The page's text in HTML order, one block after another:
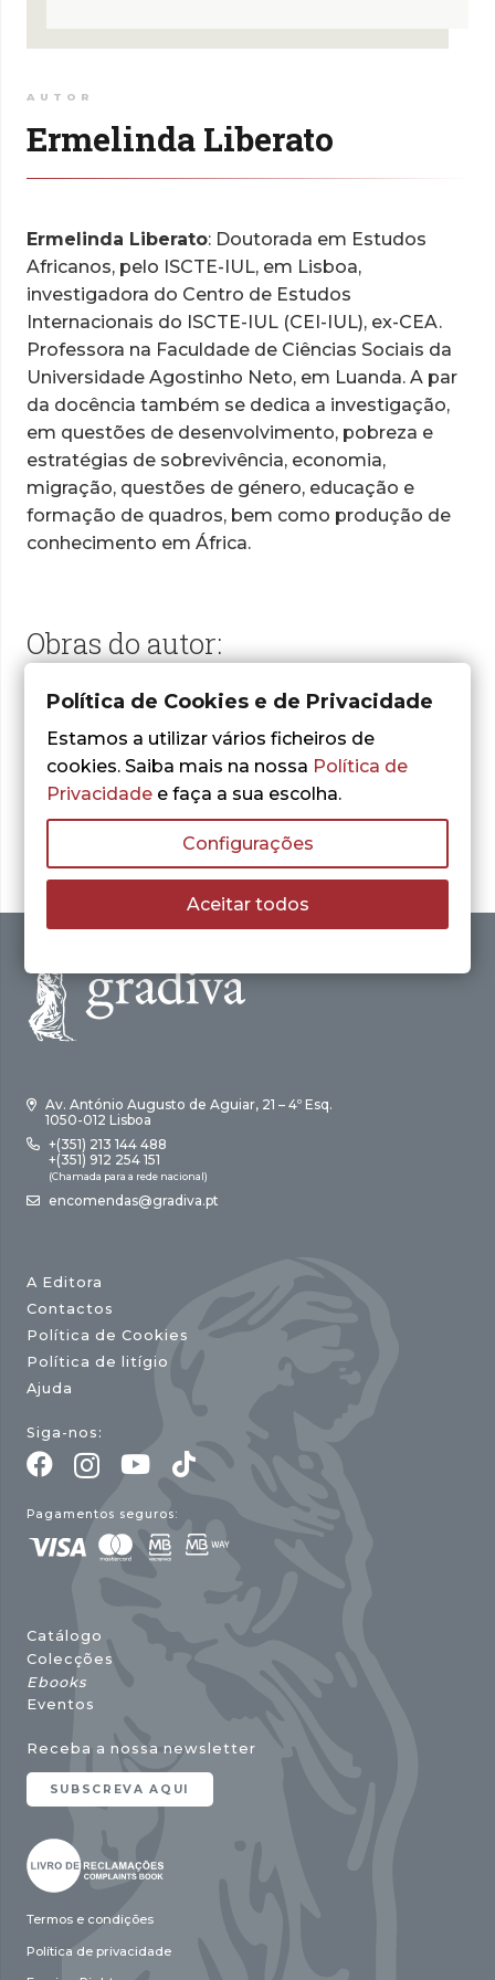
AUTOR
Ermelinda Liberato
Ermelinda Liberato: Doutorada em Estudos
Africanos, pelo ISCTE-IUL, em Lisboa,
investigadora do Centro de Estudos
Internacionais do ISCTE-IUL (CEI-IUL), ex-CEA.
Professora na Faculdade de Ciências Sociais da
Universidade Agostinho Neto, em Luanda. A par
da docência também se dedica a investigação,
em questões de desenvolvimento, pobreza e
estratégias de sobrevivência, economia,
migração, questões de género, educação e
formação de quadros, bem como produção de
conhecimento em África.
Obras do autor:
Nenhum resultado encontrado.
Av. António Augusto de Aguiar, 21 – 4º Esq.
1050-012 Lisboa
+(351) 213 144 488
+(351) 912 254 151
(Chamada para a rede nacional)
encomendas@gradiva.pt
A Editora
Contactos
Política de Cookies
Política de litígio
Ajuda
Siga-nos:
Pagamentos seguros:
Catálogo
Colecções
Ebooks
Eventos
Receba a nossa newsletter
SUBSCREVA AQUI
Termos e condições
Política de privacidade
Política de Cookies e de Privacidade
Estamos a utilizar vários ficheiros de
cookies. Saiba mais na nossa Política de
Privacidade e faça a sua escolha.
Configurações
Aceitar todos